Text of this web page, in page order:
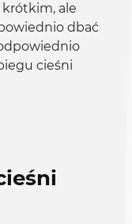
ale
dbać
cieśni